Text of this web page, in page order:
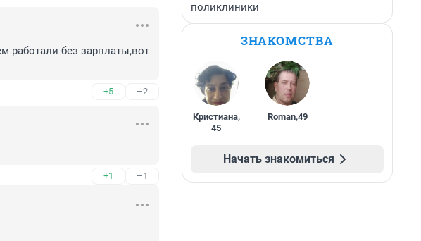
работали без зарплаты,вот
+5 –2
+1 –1
поликлиники
ЗНАКОМСТВА
Кристиана,
45
Roman,49
Начать знакомиться